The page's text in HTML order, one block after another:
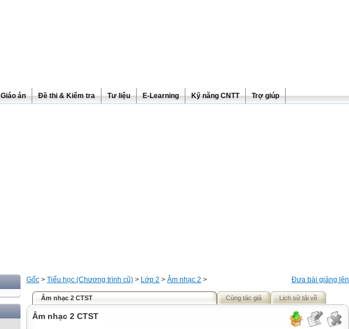
Giáo án Đề thi & Kiểm tra Tư liệu E-Learning Kỹ năng CNTT Trợ giúp
Đưa bài giảng lên
Gốc > Tiểu học (Chương trình cũ) > Lớp 2 > Âm nhạc 2 >
Âm nhạc 2 CTST Cùng tác giả Lịch sử tải về
Âm nhạc 2 CTST